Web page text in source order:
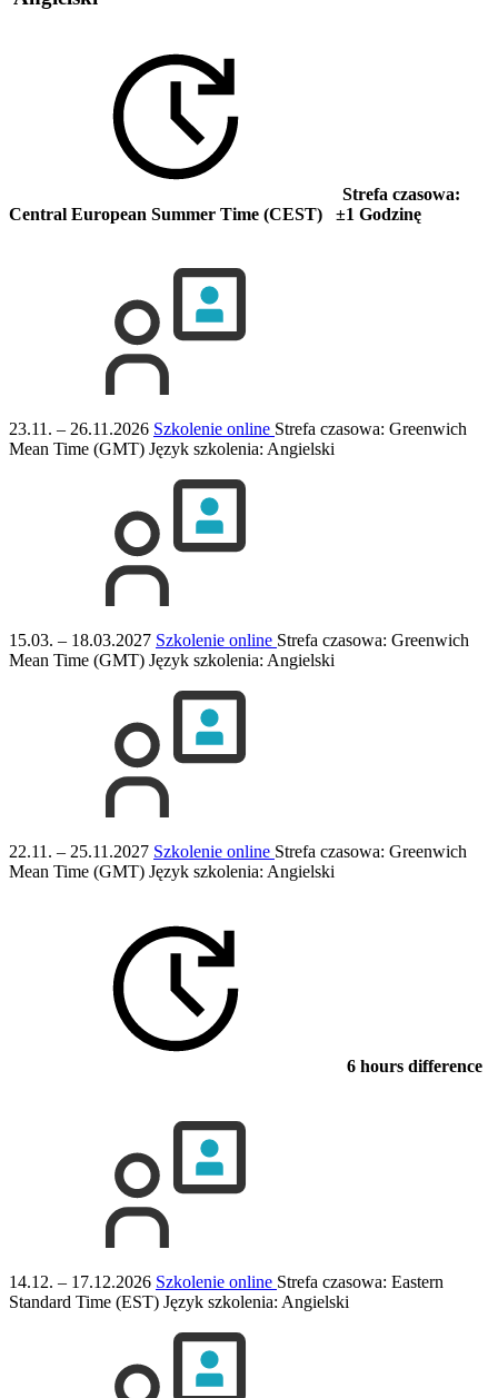
Strefa czasowa:
Central European Summer Time (CEST) ±1 Godzinę
23.11. – 26.11.2026 Szkolenie online Strefa czasowa: Greenwich
Mean Time (GMT) Język szkolenia: Angielski
15.03. – 18.03.2027 Szkolenie online Strefa czasowa: Greenwich
Mean Time (GMT) Język szkolenia: Angielski
22.11. – 25.11.2027 Szkolenie online Strefa czasowa: Greenwich
Mean Time (GMT) Język szkolenia: Angielski
6 hours difference
14.12. – 17.12.2026 Szkolenie online Strefa czasowa: Eastern
Standard Time (EST) Język szkolenia: Angielski